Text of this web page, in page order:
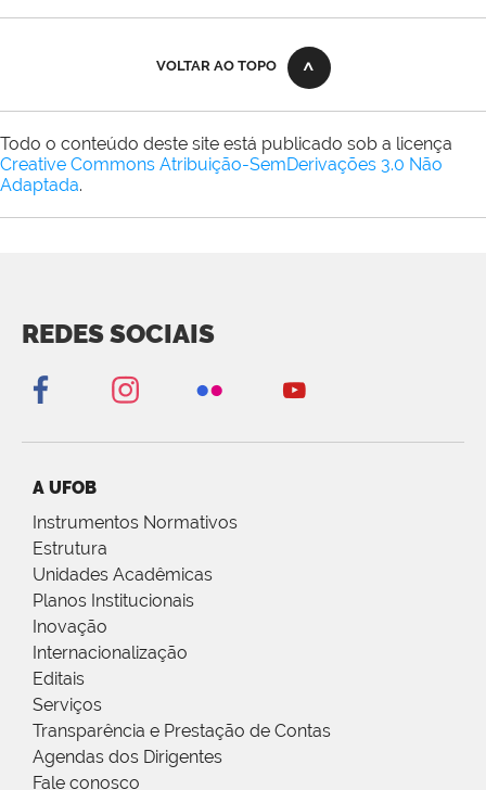
VOLTAR AO TOPO
Todo o conteúdo deste site está publicado sob a licença
Creative Commons Atribuição-SemDerivações 3.0 Não
Adaptada.
REDES SOCIAIS
A UFOB
Instrumentos Normativos
Estrutura
Unidades Acadêmicas
Planos Institucionais
Inovação
Internacionalização
Editais
Serviços
Transparência e Prestação de Contas
Agendas dos Dirigentes
Fale conosco